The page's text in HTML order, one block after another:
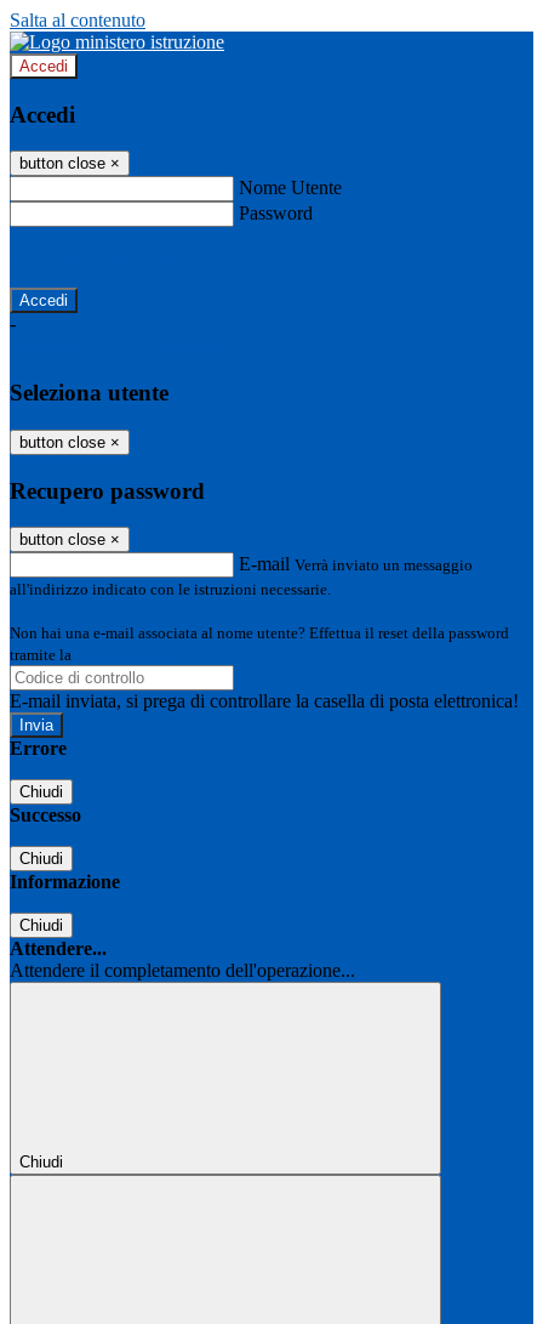
Salta al contenuto
Accedi
Accedi
button close ×
Nome Utente
Password
-
Seleziona utente
button close ×
Recupero password
button close ×
E-mail Verrà inviato un messaggio
all'indirizzo indicato con le istruzioni necessarie.
Non hai una e-mail associata al nome utente? Effettua il reset della password
tramite la
E-mail inviata, si prega di controllare la casella di posta elettronica!
Errore
Chiudi
Successo
Chiudi
Informazione
Chiudi
Attendere...
Attendere il completamento dell'operazione...
Chiudi